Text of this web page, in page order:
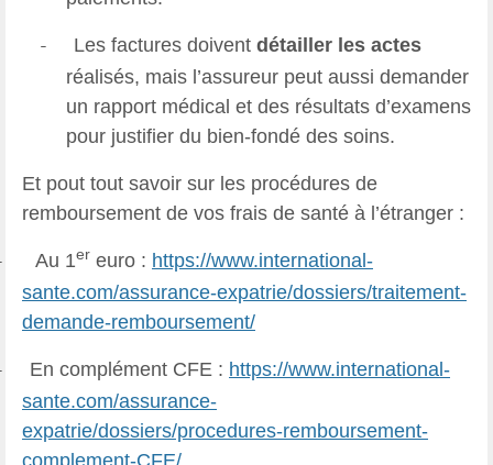
- Les factures doivent détailler les actes
réalisés, mais l’assureur peut aussi demander
un rapport médical et des résultats d’examens
pour justifier du bien-fondé des soins.
Et pout tout savoir sur les procédures de
remboursement de vos frais de santé à l’étranger :
Au 1er euro : https://www.international-
sante.com/assurance-expatrie/dossiers/traitement-
demande-remboursement/
En complément CFE : https://www.international-
sante.com/assurance-
expatrie/dossiers/procedures-remboursement-
complement-CFE/